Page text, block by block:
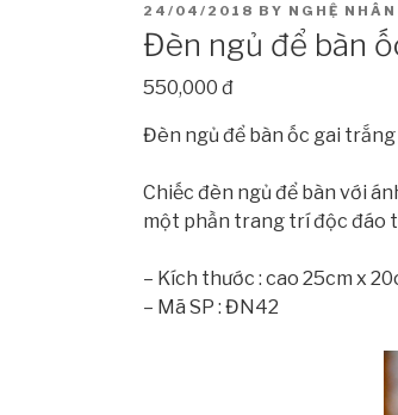
POSTED
ON
24/04/2018 BY NGHỆ
Đèn ngủ để bàn
550,000 đ
Đèn ngủ để bàn ốc gai
Chiếc đèn ngủ để bàn với
một phần trang trí độc đáo
– Kích thước : cao 25cm x
– Mã SP : ĐN42